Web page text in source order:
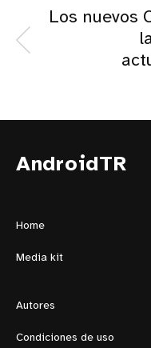
Los nuevos
AndroidTR
Home
Media kit
Autores
Condiciones de uso